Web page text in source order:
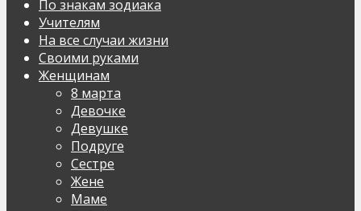
По знакам зодиака
Учителям
На все случаи жизни
Своими руками
Женщинам
8 марта
Девочке
Девушке
Подруге
Сестре
Жене
Маме